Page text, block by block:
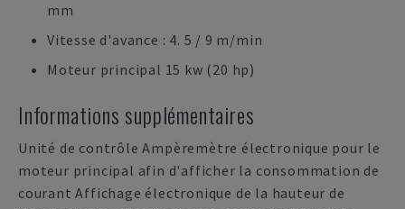
mm
Vitesse d'avance : 4. 5 / 9 m/min
Moteur principal 15 kw (20 hp)
Informations supplémentaires
Unité de contrôle Ampèremètre électronique pour le
moteur principal afin d'afficher la consommation de
courant Affichage électronique de la hauteur de